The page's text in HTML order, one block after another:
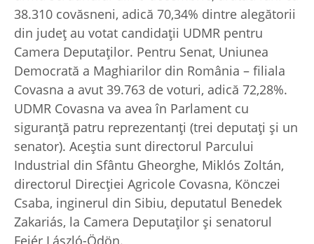
38.310 covăsneni, adică 70,34% dintre alegătorii
din județ au votat candidații UDMR pentru
Camera Deputaților. Pentru Senat, Uniunea
Democrată a Maghiarilor din România – filiala
Covasna a avut 39.763 de voturi, adică 72,28%.
UDMR Covasna va avea în Parlament cu
siguranță patru reprezentanți (trei deputați și un
senator). Aceștia sunt directorul Parcului
Industrial din Sfântu Gheorghe, Miklós Zoltán,
directorul Direcţiei Agricole Covasna, Könczei
Csaba, inginerul din Sibiu, deputatul Benedek
Zakariás, la Camera Deputaţilor şi senatorul
Fejér László-Ödön.